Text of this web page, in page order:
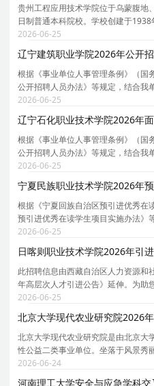
贵州工程应用技术学院位于乌蒙腹地
日制普通本科院校。学校创建于
节师范学校、毕节师范专科学校等时
高等专科学校。2005年3月，毕节师
2026-06-25
辽宁建筑职业学院2026年公开
根据《事业单位人事管理条例》（国
公开招聘人员办法》等规定，结合我
人才。现将有关事项公告如下： 一、
位具体资格条件的 2026 年应届毕业生
2026-06-25
根据《事业单位人事管理条例》（国
公开招聘人员办法》等规定，结合我
次和急需紧缺人才。现将有关事项公
条件和招聘岗位具体资格条件的2026
2026-06-25
宁夏民族职业技术学院2026年
根据《宁夏回族自治区预引进优秀在
预引进优秀在读学生项目实施办法》
族职业技术学院 2026 年预引进优秀
一、学院简介 宁夏民族职业技术学院
2026-06-25
日喀则职业技术学院2026年引
此招聘信息由西藏自治区人力资源
年高层次人才引进公告》延伸。为助
院的招聘详情， 现特别针对日喀则职
独说明。 为保证您获取的招聘信息完
2026-06-25
北京大学现代农业研究院2026
北京大学现代农业研究院是由北京大
性公益二类事业单位。坐落于风景秀
界著名生物学家、美国科学院院士、
致力于开展前沿农业研究，积极服务
2026-06-24
河南理工大学安全与应急学科